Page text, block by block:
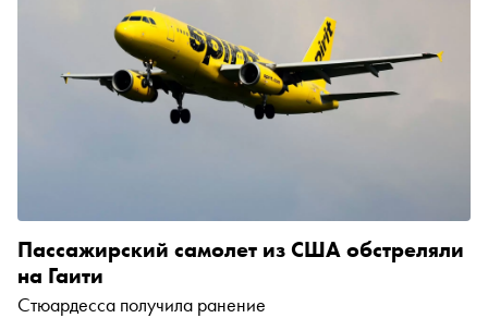
Пассажирский самолет из США обстреляли
на Гаити
Стюардесса получила ранение